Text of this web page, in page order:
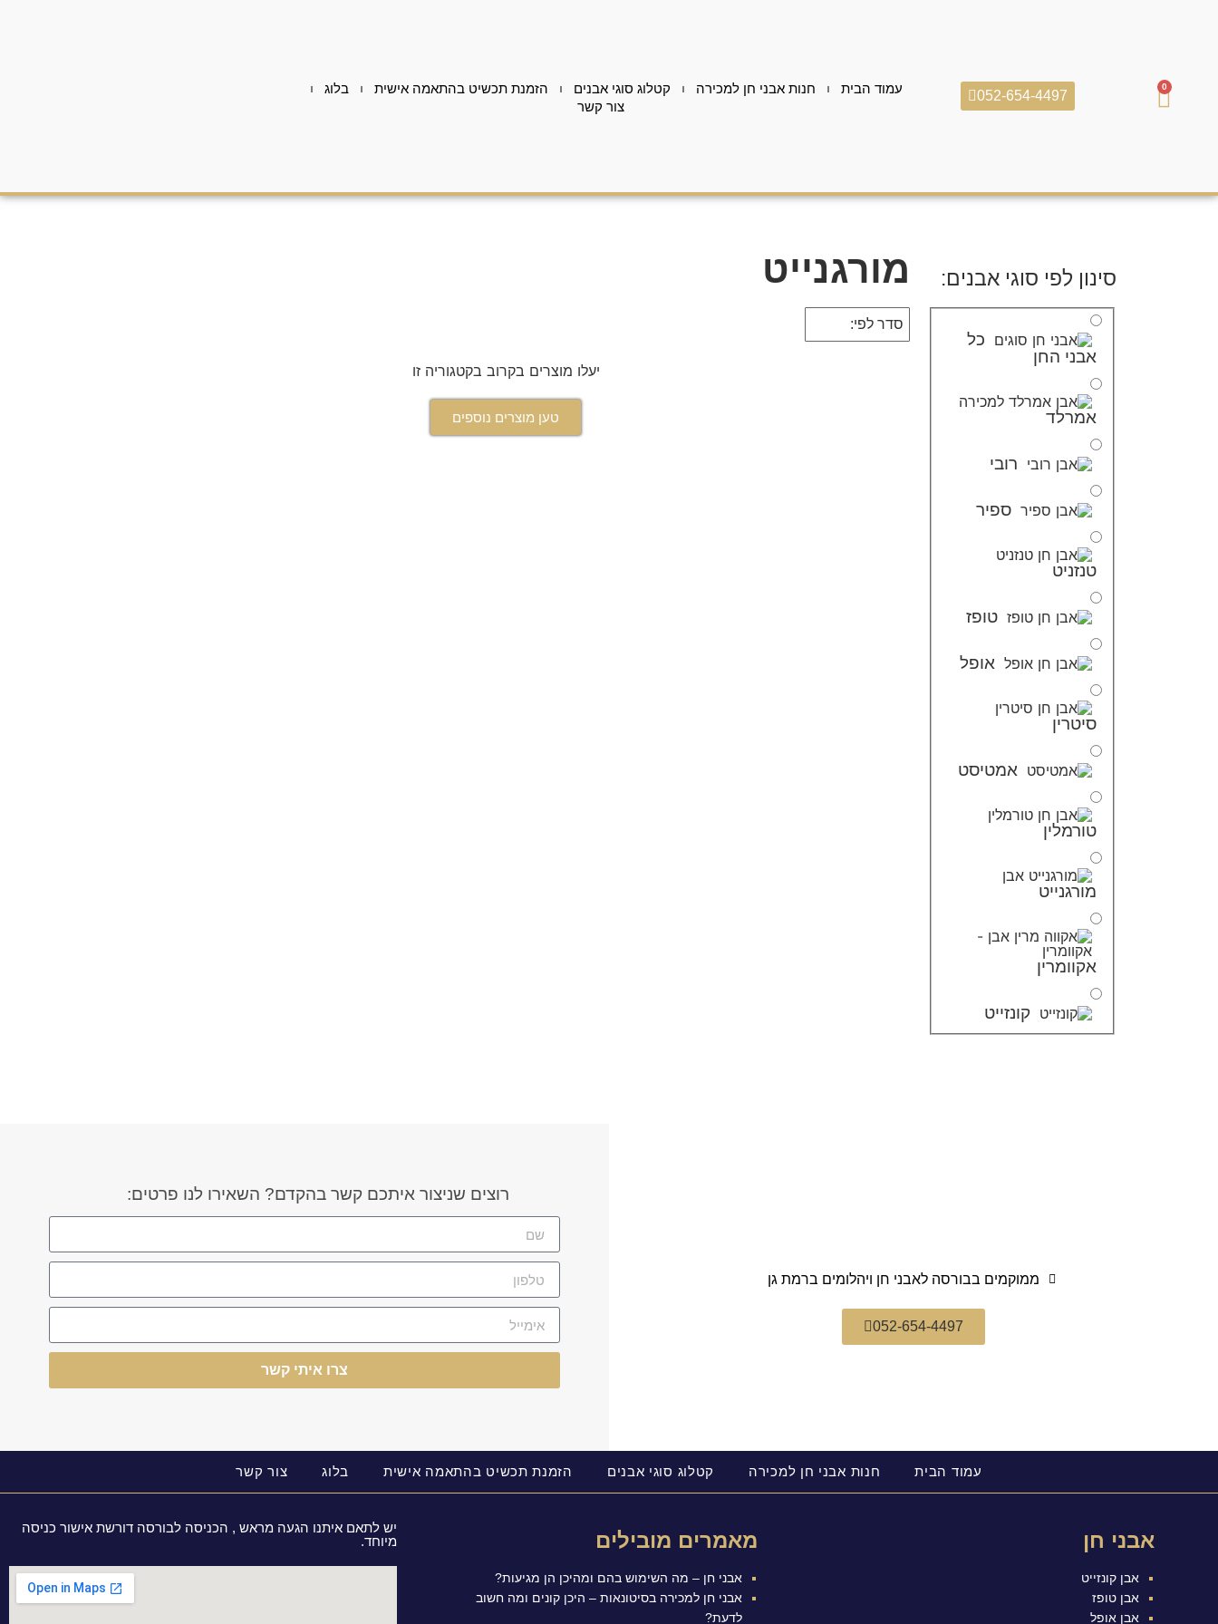
0
052-654-4497 עמוד הבית חנות אבני חן למכירה קטלוג סוגי אבנים הזמנת תכשיט בהתאמה אישית
בלוג
צור קשר
סינון לפי סוגי אבנים:
כל
אבני החן
אמרלד
רובי
ספיר
טנזניט
טופז
אופל
סיטרין
אמטיסט
טורמלין
מורגנייט
אקוומרין
קונזייט
מורגנייט
יעלו מוצרים בקרוב בקטגוריה זו
טען מוצרים נוספים
ממוקמים בבורסה לאבני חן ויהלומים ברמת גן
052-654-4497
רוצים שניצור איתכם קשר בהקדם? השאירו לנו פרטים:
צרו איתי קשר
עמוד הבית חנות אבני חן למכירה קטלוג סוגי אבנים הזמנת תכשיט בהתאמה אישית בלוג צור קשר
אבני חן
אבן קונזייט
אבן טופז
אבן אופל
מאמרים מובילים
אבני חן – מה השימוש בהם ומהיכן הן מגיעות?
אבני חן למכירה בסיטונאות – היכן קונים ומה חשוב
לדעת?
יש לתאם איתנו הגעה מראש , הכניסה לבורסה דורשת אישור כניסה
מיוחד.